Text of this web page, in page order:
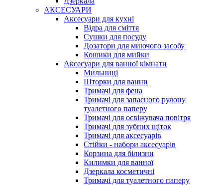
АКСЕСУАРИ
Аксесуари для кухні
Відра для сміття
Сушки для посуду
Дозатори для миючого засобу
Кошики для мийки
Аксесуари для ванної кімнати
Мильниці
Шторки для ванни
Тримачі для фена
Тримачі для запасного рулону
туалетного паперу
Тримачі для освіжувача повітря
Тримачі для зубних щіток
Тримачі для аксесуарів
Стійки - набори аксесуарів
Корзина для білизни
Килимки для ванної
Дзеркала косметичні
Тримачі для туалетного паперу